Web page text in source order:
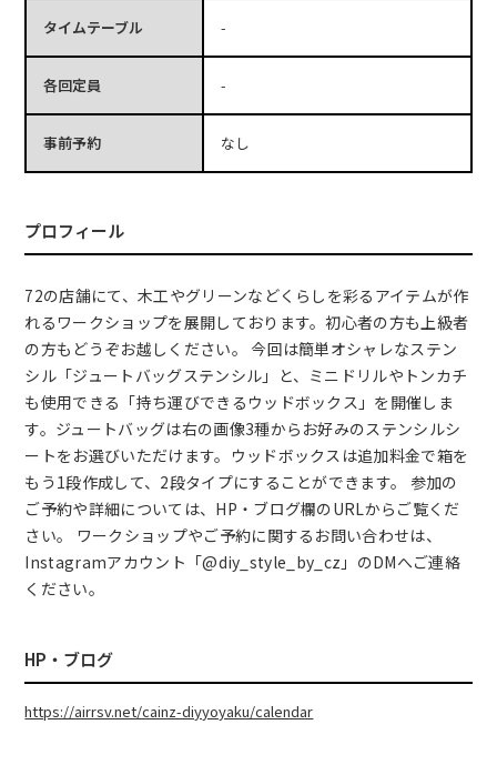
タイムテーブル -
各回定員 -
事前予約 なし
プロフィール
72の店舗にて、木工やグリーンなどくらしを彩るアイテムが作
れるワークショップを展開しております。初心者の方も上級者
の方もどうぞお越しください。 今回は簡単オシャレなステン
シル「ジュートバッグステンシル」と、ミニドリルやトンカチ
も使用できる「持ち運びできるウッドボックス」を開催しま
す。ジュートバッグは右の画像3種からお好みのステンシルシ
ートをお選びいただけます。ウッドボックスは追加料金で箱を
もう1段作成して、2段タイプにすることができます。 参加の
ご予約や詳細については、HP・ブログ欄のURLからご覧くだ
さい。 ワークショップやご予約に関するお問い合わせは、
Instagramアカウント「@diy_style_by_cz」のDMへご連絡
ください。
HP・ブログ
https://airrsv.net/cainz-diyyoyaku/calendar